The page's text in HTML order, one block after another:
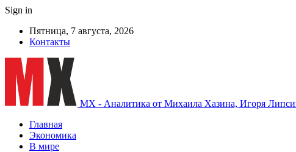
Sign in
Пятница, 7 августа, 2026
Контакты
MX - Аналитика от Михаила Хазина, Игоря
Главная
Экономика
В мире